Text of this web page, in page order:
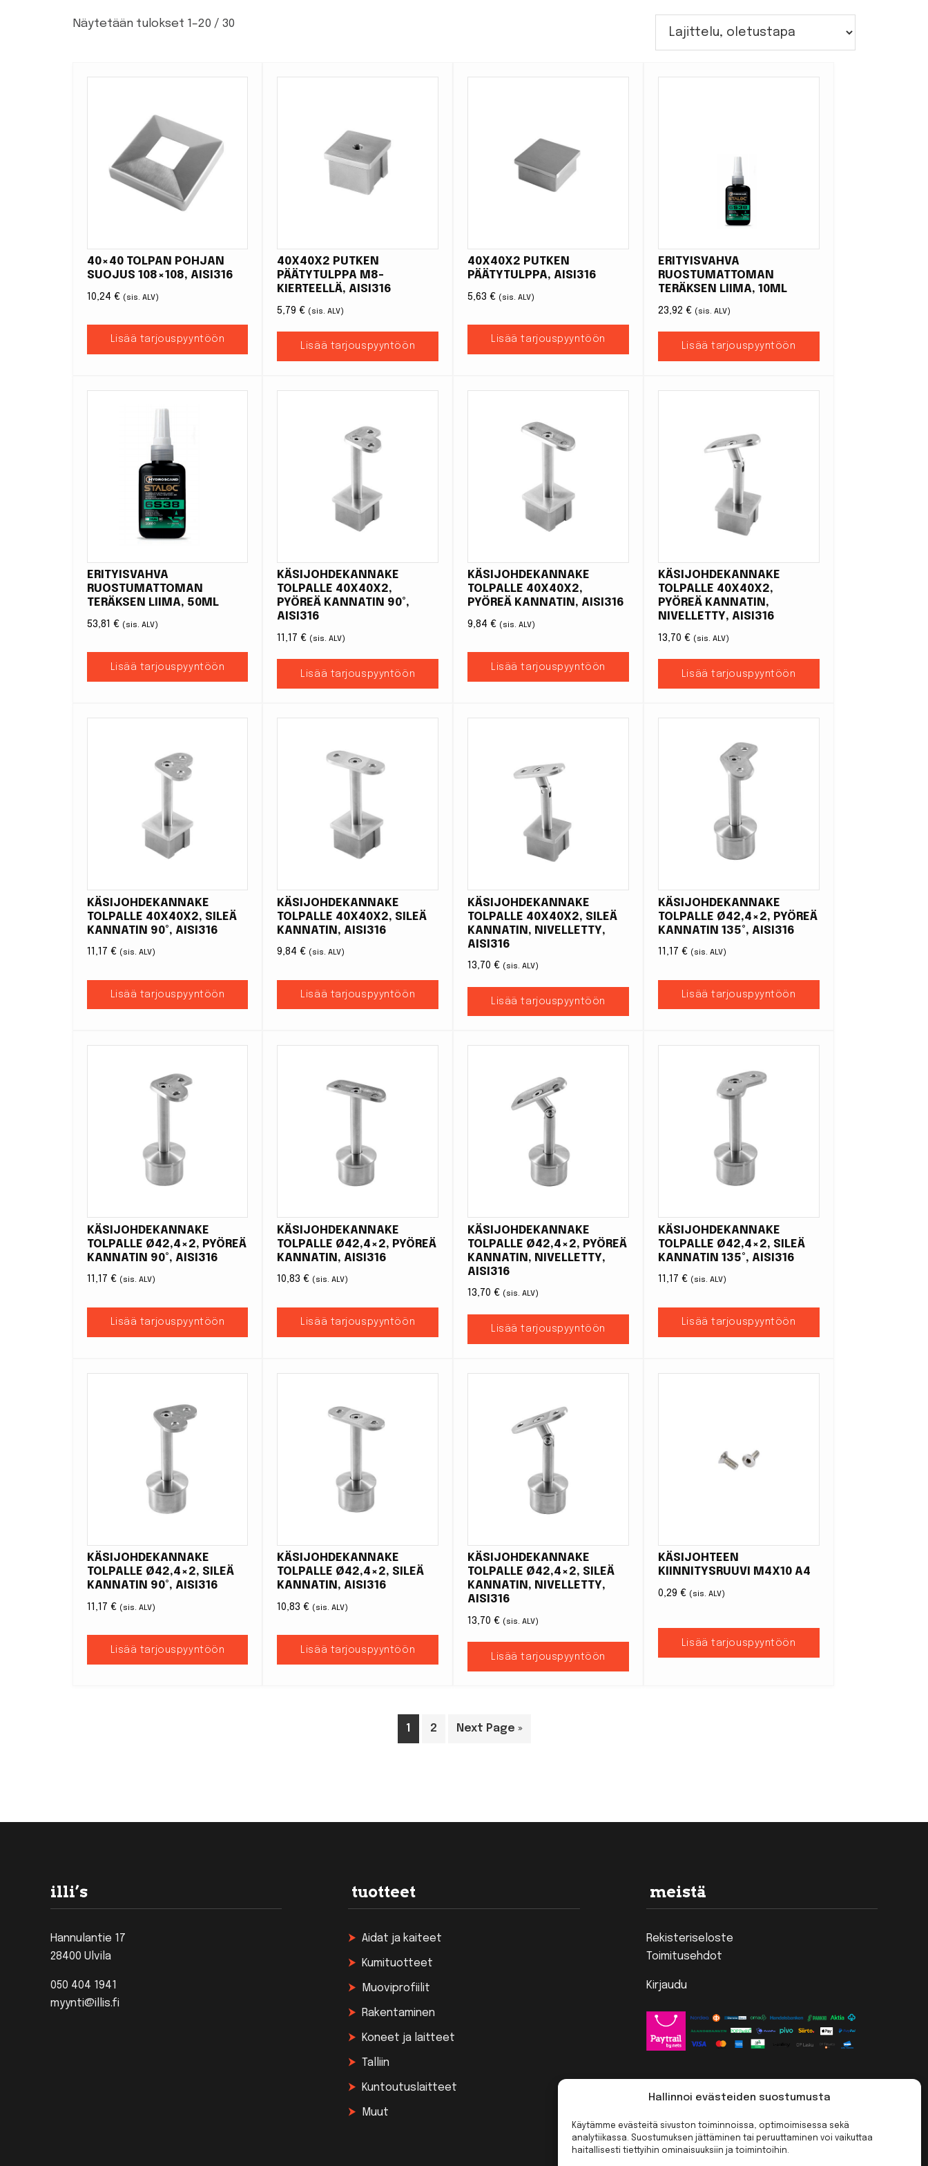
Hallinnoi evästeiden suostumusta
Käytämme evästeitä sivuston toiminnoissa, optimoimisessa sekä
analytiikassa. Suostumuksen jättäminen tai peruuttaminen voi vaikuttaa
haitallisesti tiettyihin ominaisuuksiin ja toimintoihin.
Näytetään tulokset 1–20 / 30
40×40 TOLPAN POHJAN
SUOJUS 108×108, AISI316
10,24 € (sis. ALV)
Lisää tarjouspyyntöön
40X40X2 PUTKEN
PÄÄTYTULPPA M8-
KIERTEELLÄ, AISI316
5,79€ (sis. ALV)
Lisää tarjouspyyntöön
40X40X2 PUTKEN
PÄÄTYTULPPA, AISI316
5,63€ (sis. ALV)
Lisää tarjouspyyntöön
ERITYISVAHVA
RUOSTUMATTOMAN
TERÄKSEN LIIMA, 10ML
23,92 € (sis. ALV)
Lisää tarjouspyyntöön
ERITYISVAHVA
RUOSTUMATTOMAN
TERÄKSEN LIIMA, 50ML
53,81 € (sis. ALV)
Lisää tarjouspyyntöön
KÄSIJOHDEKANNAKE
TOLPALLE 40X40X2,
PYÖREÄ KANNATIN 90°,
AISI316
11,17€ (sis. ALV)
Lisää tarjouspyyntöön
KÄSIJOHDEKANNAKE
TOLPALLE 40X40X2,
PYÖREÄ KANNATIN, AISI316
9,84€ (sis. ALV)
Lisää tarjouspyyntöön
KÄSIJOHDEKANNAKE
TOLPALLE 40X40X2,
PYÖREÄ KANNATIN,
NIVELLETTY, AISI316
13,70 € (sis. ALV)
Lisää tarjouspyyntöön
KÄSIJOHDEKANNAKE
TOLPALLE 40X40X2, SILEÄ
KANNATIN 90°, AISI316
11,17 € (sis. ALV)
Lisää tarjouspyyntöön
KÄSIJOHDEKANNAKE
TOLPALLE 40X40X2, SILEÄ
KANNATIN, AISI316
9,84€ (sis. ALV)
Lisää tarjouspyyntöön
KÄSIJOHDEKANNAKE
TOLPALLE 40X40X2, SILEÄ
KANNATIN, NIVELLETTY,
AISI316
13,70€ (sis. ALV)
Lisää tarjouspyyntöön
KÄSIJOHDEKANNAKE
TOLPALLE Ø42,4×2, PYÖREÄ
KANNATIN 135°, AISI316
11,17 € (sis. ALV)
Lisää tarjouspyyntöön
KÄSIJOHDEKANNAKE
TOLPALLE Ø42,4×2, PYÖREÄ
KANNATIN 90°, AISI316
11,17 € (sis. ALV)
Lisää tarjouspyyntöön
KÄSIJOHDEKANNAKE
TOLPALLE Ø42,4×2, PYÖREÄ
KANNATIN, AISI316
10,83€ (sis. ALV)
Lisää tarjouspyyntöön
KÄSIJOHDEKANNAKE
TOLPALLE Ø42,4×2, PYÖREÄ
KANNATIN, NIVELLETTY,
AISI316
13,70€ (sis. ALV)
Lisää tarjouspyyntöön
KÄSIJOHDEKANNAKE
TOLPALLE Ø42,4×2, SILEÄ
KANNATIN 135°, AISI316
11,17 € (sis. ALV)
Lisää tarjouspyyntöön
KÄSIJOHDEKANNAKE
TOLPALLE Ø42,4×2, SILEÄ
KANNATIN 90°, AISI316
11,17 € (sis. ALV)
Lisää tarjouspyyntöön
KÄSIJOHDEKANNAKE
TOLPALLE Ø42,4×2, SILEÄ
KANNATIN, AISI316
10,83€ (sis. ALV)
Lisää tarjouspyyntöön
KÄSIJOHDEKANNAKE
TOLPALLE Ø42,4×2, SILEÄ
KANNATIN, NIVELLETTY,
AISI316
13,70€ (sis. ALV)
Lisää tarjouspyyntöön
KÄSIJOHTEEN
KIINNITYSRUUVI M4X10 A4
0,29 € (sis. ALV)
Lisää tarjouspyyntöön
1 2 Next Page »
illi’s
Hannulantie 17
28400 Ulvila
050 404 1941
myynti@illis.fi
tuotteet
Aidat ja kaiteet
Kumituotteet
Muoviprofiilit
Rakentaminen
Koneet ja laitteet
Talliin
Kuntoutuslaitteet
Muut
meistä
Rekisteriseloste
Toimitusehdot
Kirjaudu